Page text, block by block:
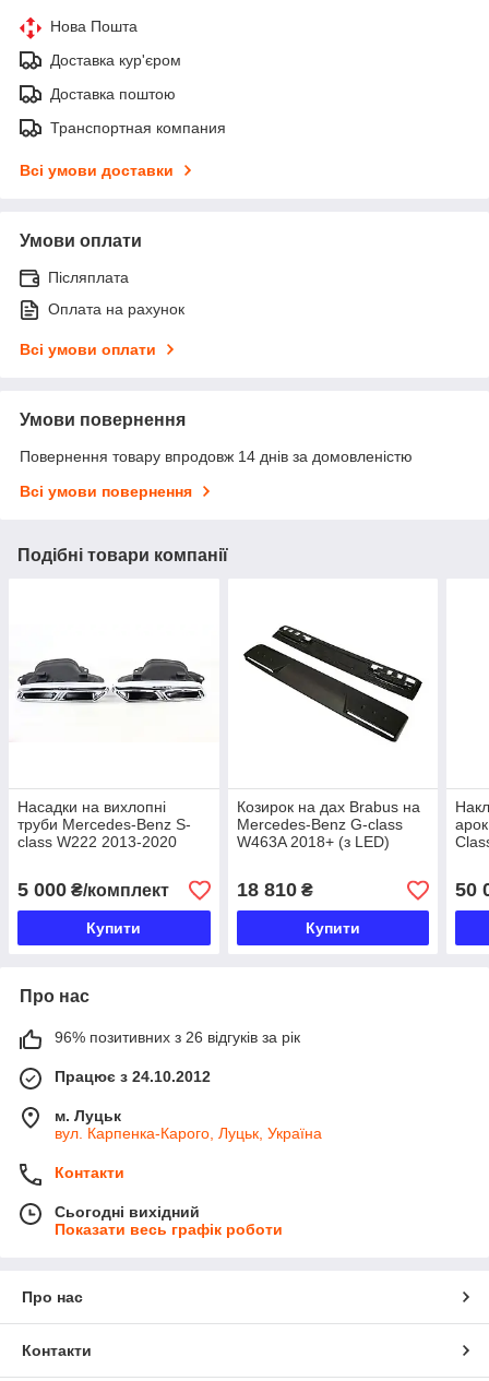
Нова Пошта
Доставка кур'єром
Доставка поштою
Транспортная компания
Всі умови доставки
Умови оплати
Післяплата
Оплата на рахунок
Всі умови оплати
Умови повернення
Повернення товару впродовж 14 днів за домовленістю
Всі умови повернення
Подібні товари компанії
Насадки на вихлопні
труби Mercedes-Benz S-
class W222 2013-2020
5 000 ₴/комплект
Купити
Козирок на дах Brabus на
Mercedes-Benz G-class
W463A 2018+ (з LED)
18 810₴
Купити
50
Про нас
96% позитивних з 26 відгуків за рік
Працює з 24.10.2012
м. Луцьк
вул. Карпенка-Карого, Луцьк, Україна
Контакти
Сьогодні вихідний
Показати весь графік роботи
Про нас
Контакти